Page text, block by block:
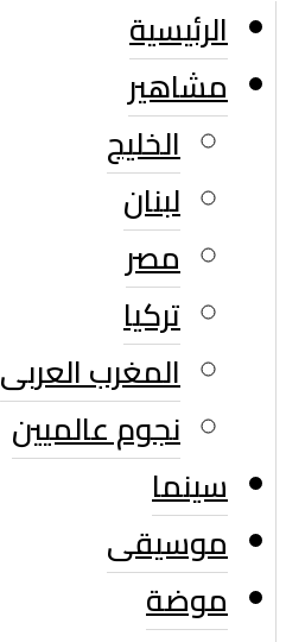
الرئيسية
مشاهير
الخليج
لبنان
مصر
تركيا
المغرب العربى
نجوم عالميين
سينما
موسيقى
موضة